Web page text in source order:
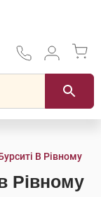
В Рівному
Рівному